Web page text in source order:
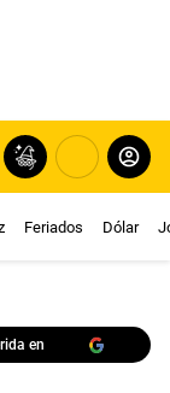
Feriados Dólar
en